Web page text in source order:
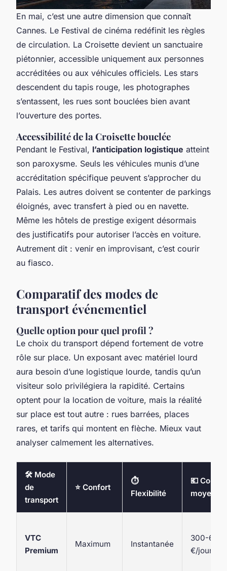
En mai, c’est une autre dimension que connaît
Cannes. Le Festival de cinéma redéfinit les règles
de circulation. La Croisette devient un sanctuaire
piétonnier, accessible uniquement aux personnes
accréditées ou aux véhicules officiels. Les stars
descendent du tapis rouge, les photographes
s’entassent, les rues sont bouclées bien avant
l’ouverture des portes.
Accessibilité de la Croisette bouclée
Pendant le Festival, l’anticipation logistique atteint
son paroxysme. Seuls les véhicules munis d’une
accréditation spécifique peuvent s’approcher du
Palais. Les autres doivent se contenter de parkings
éloignés, avec transfert à pied ou en navette.
Même les hôtels de prestige exigent désormais
des justificatifs pour autoriser l’accès en voiture.
Autrement dit : venir en improvisant, c’est courir
au fiasco.
Comparatif des modes de
transport événementiel
Quelle option pour quel profil ?
Le choix du transport dépend fortement de votre
rôle sur place. Un exposant avec matériel lourd
aura besoin d’une logistique lourde, tandis qu’un
visiteur solo privilégiera la rapidité. Certains
optent pour la location de voiture, mais la réalité
sur place est tout autre : rues barrées, places
rares, et tarifs qui montent en flèche. Mieux vaut
analyser calmement les alternatives.
🛠️ Mode
de
transport
⭐ Confort
⏱️
Flexibilité
💶 Coût
moyen
VTC
Premium
Maximum Instantanée
300-600
€/journée